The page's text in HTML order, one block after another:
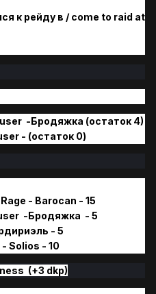
к рейду в / come to raid at
-Бродяжка (остаток 4)
- (остаток 0)
- Barocan - 15
-Бродяжка - 5
- 5
Solios - 10
(+3 dkp)